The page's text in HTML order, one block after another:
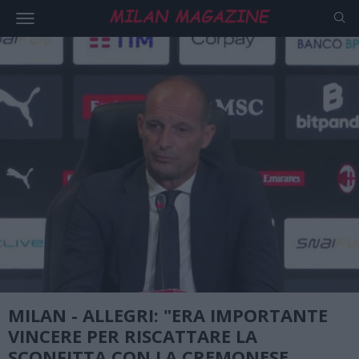
MILAN - ALLEGRI: "ERA IMPORTANTE
VINCERE PER RISCATTARE LA